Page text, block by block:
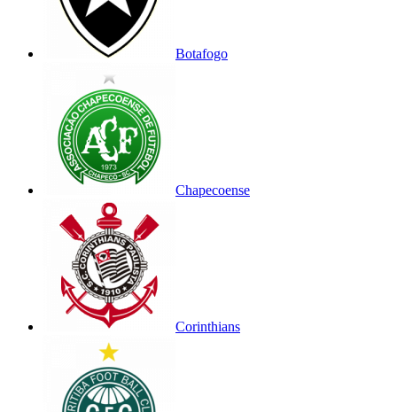
Botafogo
Chapecoense
Corinthians